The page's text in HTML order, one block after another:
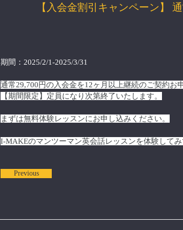
【入会金割引キャンペーン】
期間：2025/2/1-2025/3/31
通常29,700円の入会金を12ヶ月以上継続のご契約お
【期間限定】定員になり次第終了いたします。
まずは無料体験レッスンにお申し込みください。
I-MAKEのマンツーマン英会話レッスンを体験してみ
Previous